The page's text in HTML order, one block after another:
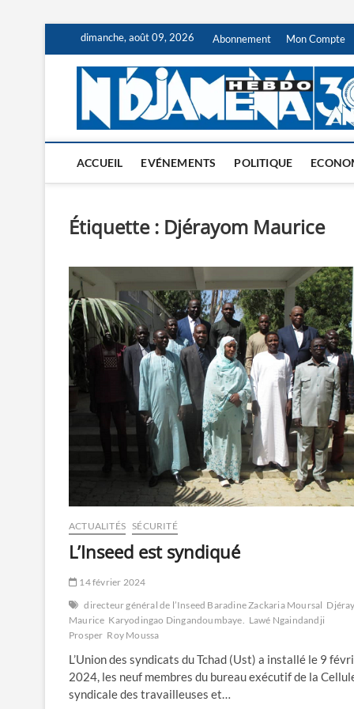
content
dimanche, août 09, 2026 Abonnement Mon Compte
ACCUEIL EVÉNEMENTS POLITIQUE
Étiquette : Djérayom Maurice
ACTUALITÉS SÉCURITÉ
L’Inseed est syndiqué
14 février 2024
directeur général de l’Inseed Baradine Zackaria Moursal
Maurice Karyodingao Dingandoumbaye.
Lawé Ngaindandji
Prosper Roy Moussa
L’Union des syndicats du Tchad (Ust) a installé le 9
2024, les neuf membres du bureau exécutif de la
syndicale des travailleuses et…